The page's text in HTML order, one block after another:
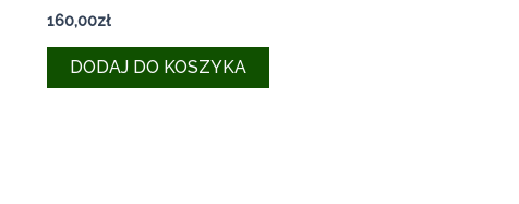
160,00zł
DODAJ DO KOSZYKA